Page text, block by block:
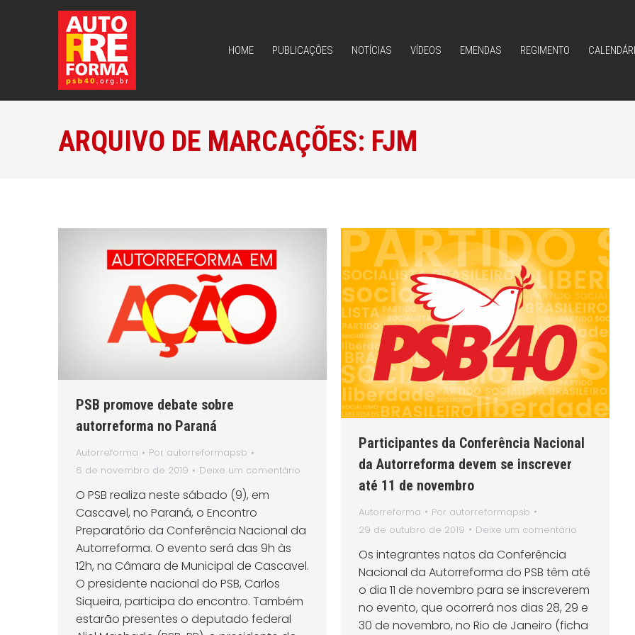
HOME PUBLICAÇÕES NOTÍCIAS VÍDEOS EMENDAS REGIMENTO
ARQUIVO DE MARCAÇÕES: FJM
PSB promove debate sobre
autorreforma no Paraná
Autorreforma Por autorreformapsb
6 de novembro de 2019
Deixe um comentário
O PSB realiza neste sábado (9), em
Cascavel, no Paraná, o Encontro
Preparatório da Conferência Nacional da
Autorreforma. O evento será das 9h às
12h, na Câmara de Municipal de Cascavel.
O presidente nacional do PSB, Carlos
Siqueira, participa do encontro. Também
estarão presentes o deputado federal
Participantes da Conferência Nacional
da Autorreforma devem se inscrever
até 11 de novembro
Autorreforma Por autorreformapsb
29 de outubro de 2019
Deixe um comentário
Os integrantes natos da Conferência
Nacional da Autorreforma do PSB têm até
o dia 11 de novembro para se inscreverem
no evento, que ocorrerá nos dias 28, 29 e
30 de novembro, no Rio de Janeiro (ficha
HOME PUBLICAÇÕES NOTÍCIAS VÍDEOS EMENDAS REGIMENTO